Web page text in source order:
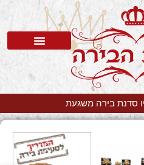
סדנת בירה משגעת